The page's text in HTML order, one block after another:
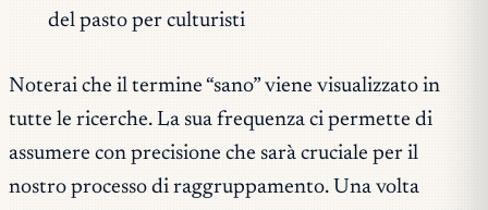
del pasto per culturisti
Noterai che il termine “sano” viene visualizzato in
tutte le ricerche. La sua frequenza ci permette di
assumere con precisione che sarà cruciale per il
nostro processo di raggruppamento. Una volta